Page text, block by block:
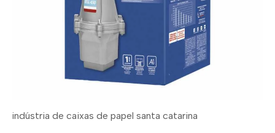
indústria de caixas de papel santa catarina